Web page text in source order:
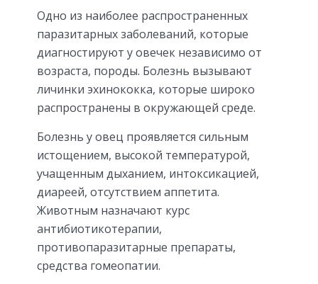
Одно из наиболее распространенных
паразитарных заболеваний, которые
диагностируют у овечек независимо от
возраста, породы. Болезнь вызывают
личинки эхинококка, которые широко
распространены в окружающей среде.
Болезнь у овец проявляется сильным
истощением, высокой температурой,
учащенным дыханием, интоксикацией,
диареей, отсутствием аппетита.
Животным назначают курс
антибиотикотерапии,
противопаразитарные препараты,
средства гомеопатии.